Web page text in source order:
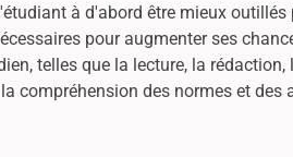
à d'abord être mieux
pour augmenter ses
telles que la lecture, la rédaction,
compréhension des normes et des